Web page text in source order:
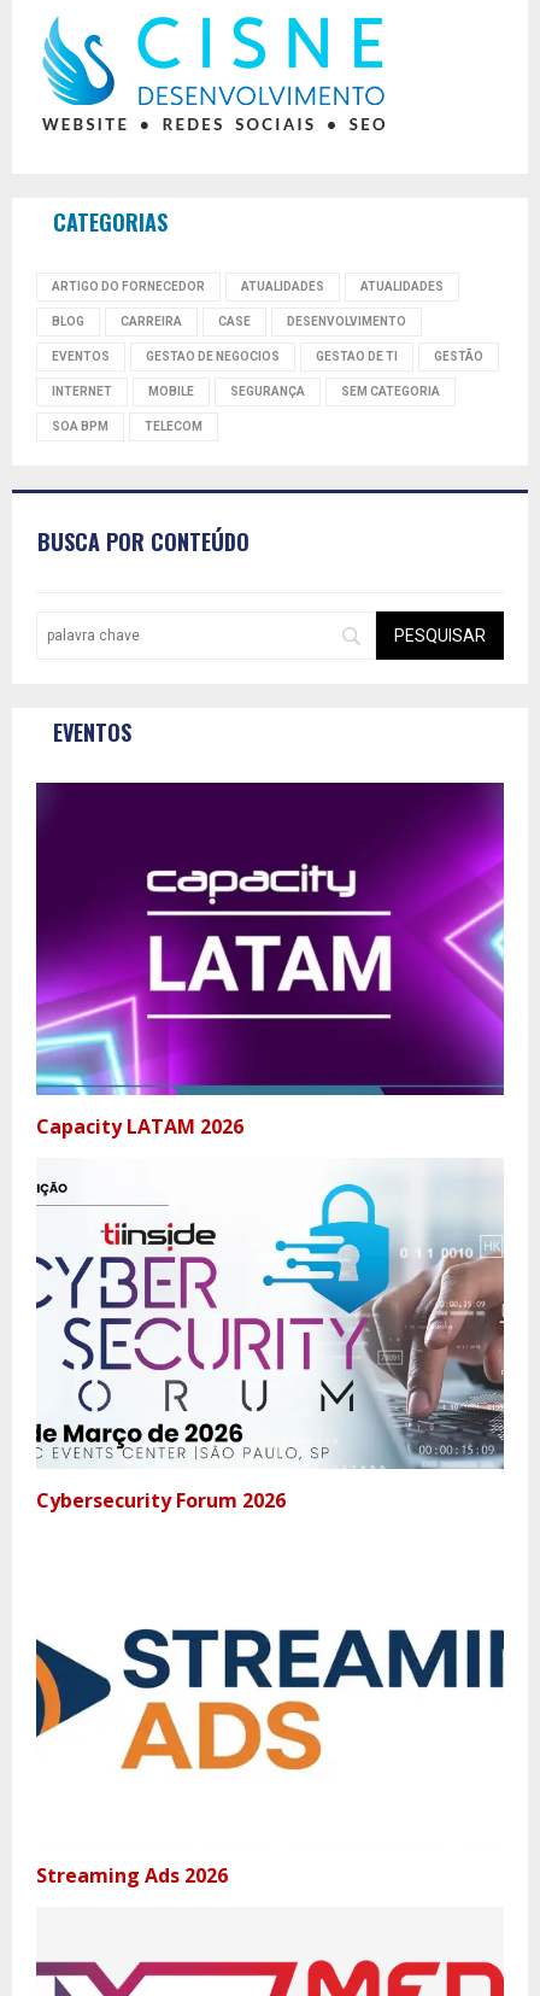
CATEGORIAS
ARTIGO DO FORNECEDOR ATUALIDADES ATUALIDADES
BLOG CARREIRA CASE DESENVOLVIMENTO
EVENTOS GESTAO DE NEGOCIOS GESTAO DE TI GESTÃO
INTERNET MOBILE SEGURANÇA SEM CATEGORIA
SOA BPM TELECOM
BUSCA POR CONTEÚDO
EVENTOS
Capacity LATAM 2026
Cybersecurity Forum 2026
Streaming Ads 2026